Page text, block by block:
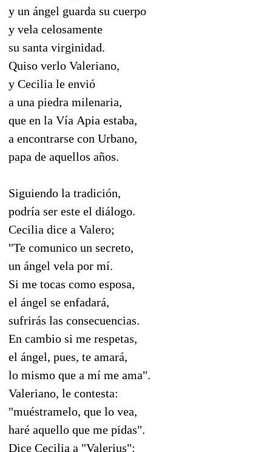
y un ángel guarda su cuerpo
y vela celosamente
su santa virginidad.
Quiso verlo Valeriano,
y Cecilia le envió
a una piedra milenaria,
que en la Vía Apia estaba,
a encontrarse con Urbano,
papa de aquellos años.
Siguiendo la tradición,
podría ser este el diálogo.
Cecilia dice a Valero;
"Te comunico un secreto,
un ángel vela por mí.
Si me tocas como esposa,
el ángel se enfadará,
sufrirás las consecuencias.
En cambio si me respetas,
el ángel, pues, te amará,
lo mismo que a mí me ama".
Valeriano, le contesta:
"muéstramelo, que lo vea,
haré aquello que me pidas".
Dice Cecilia a "Valerius":